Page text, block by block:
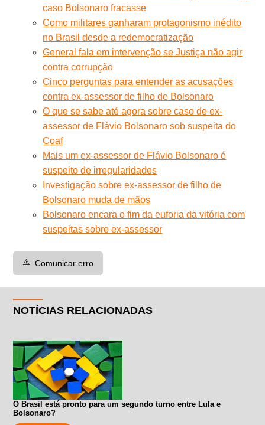
caso Bolsonaro fracasse
Como militares ganharam protagonismo inédito
no Brasil desde a redemocratização
General fala em intervenção se Justiça não agir
contra corrupção
Cinco perguntas para entender as acusações
contra ex-assessor de filho de Bolsonaro
O que se sabe até agora sobre caso de ex-
assessor de Flávio Bolsonaro sob suspeita do
Coaf
Mais um ex-assessor de Flávio Bolsonaro é
suspeito de irregularidades
Investigação sobre ex-assessor de filho de
Bolsonaro muda de mãos
Bolsonaro encara o fim da euforia da vitória com
suspeitas sobre ex-assessor
⚠️ Comunicar erro
NOTÍCIAS RELACIONADAS
O Brasil está pronto para um segundo turno entre Lula e
Bolsonaro?